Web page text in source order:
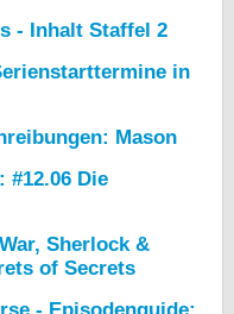
- Inhalt Staffel 2
in
Mason
#12.06 Die
Sherlock &
of Secrets